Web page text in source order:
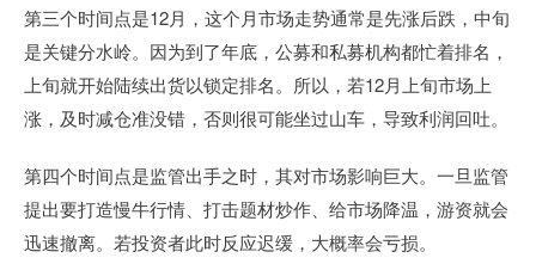
第三个时间点是12月，这个月市场走势通常是先涨后跌，中旬
是关键分水岭。因为到了年底，公募和私募机构都忙着排名，
上旬就开始陆续出货以锁定排名。所以，若12月上旬市场上
涨，及时减仓准没错，否则很可能坐过山车，导致利润回吐。
第四个时间点是监管出手之时，其对市场影响巨大。一旦监管
提出要打造慢牛行情、打击题材炒作、给市场降温，游资就会
迅速撤离。若投资者此时反应迟缓，大概率会亏损。